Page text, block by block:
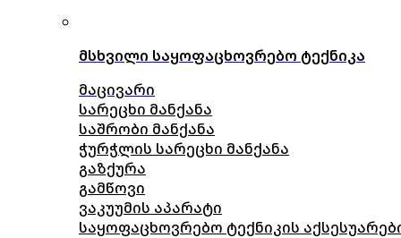
მსხვილი საყოფაცხოვრებო ტექნიკა
მაცივარი
სარეცხი მანქანა
საშრობი მანქანა
ჭურჭლის სარეცხი მანქანა
გაზქურა
გამწოვი
ვაკუუმის აპარატი
საყოფაცხოვრებო ტექნიკის